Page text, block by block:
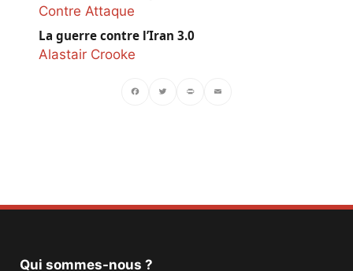
Contre Attaque
La guerre contre l’Iran 3.0
Alastair Crooke
Qui sommes-nous ?